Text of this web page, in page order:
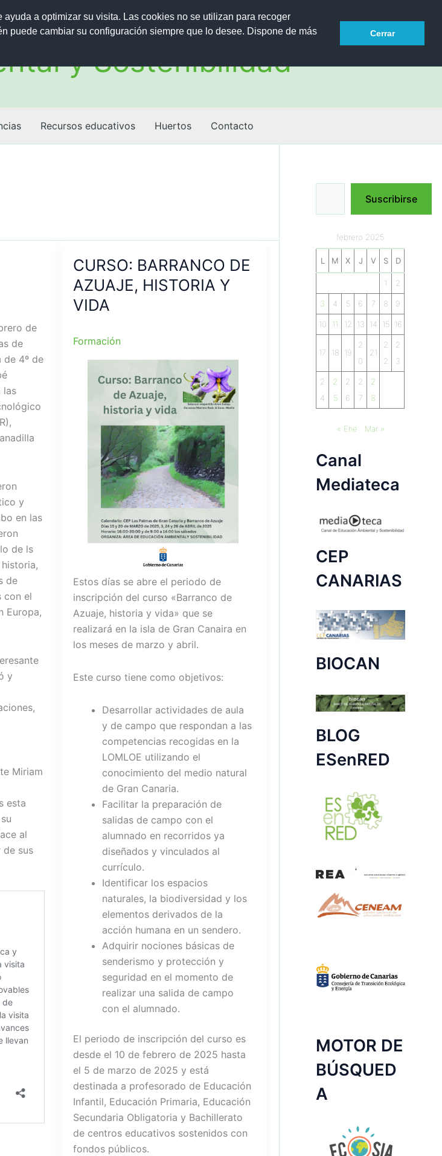
a optimizar su visita. Las cookies no se utilizan para recoger
puede cambiar su configuración siempre que lo desee. Dispone de más
Cerrar
y Sostenibilidad
Recursos educativos Huertos Contacto
de
de
de 4º de
las
y
en las
de ls
de
con el
Europa,
y
Miriam
esta
al
sus
CURSO: BARRANCO DE
AZUAJE, HISTORIA Y
VIDA
Formación
Estos días se abre el periodo de
inscripción del curso «Barranco de
Azuaje, historia y vida» que se
realizará en la isla de Gran Canaira en
los meses de marzo y abril.
Este curso tiene como objetivos:
Desarrollar actividades de aula
y de campo que respondan a las
competencias recogidas en la
LOMLOE utilizando el
conocimiento del medio natural
de Gran Canaria.
Facilitar la preparación de
salidas de campo con el
alumnado en recorridos ya
diseñados y vinculados al
currículo.
Identificar los espacios
naturales, la biodiversidad y los
elementos derivados de la
acción humana en un sendero.
Adquirir nociones básicas de
senderismo y protección y
seguridad en el momento de
realizar una salida de campo
con el alumnado.
El periodo de inscripción del curso es
desde el 10 de febrero de 2025 hasta
el 5 de marzo de 2025 y está
destinada a profesorado de Educación
Infantil, Educación Primaria, Educación
Secundaria Obligatoria y Bachillerato
de centros educativos sostenidos con
fondos públicos.
Escribe tu correo electrónico…
Suscribirse
febrero 2025
L M X J V S D
1 2
3 4 5 6 7 8 9
10 11 12 13 14 15 16
17 18 19
2
0
21
2
2
2
3
2
4
2
5
2
6
2
7
2
8
« Ene Mar »
Canal
Mediateca
CEP
CANARIAS
BIOCAN
BLOG
ESenRED
MOTOR DE
BÚSQUED
A